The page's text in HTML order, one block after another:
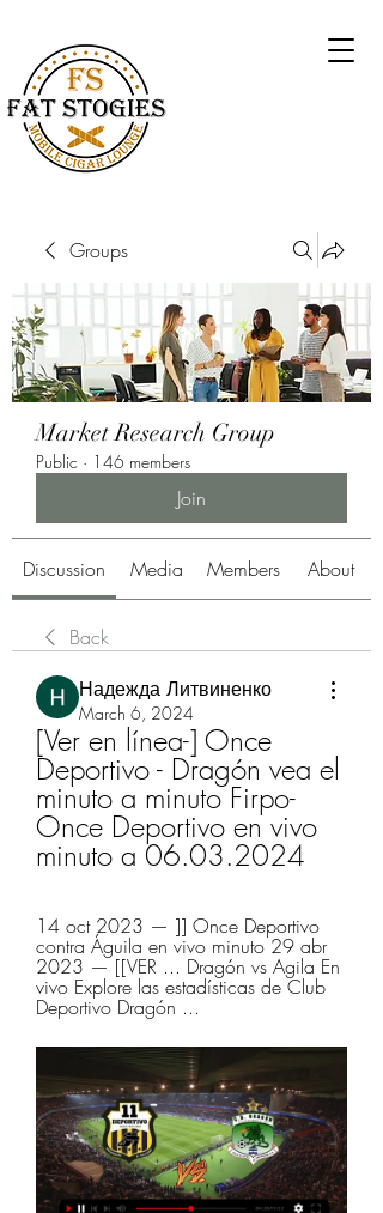
Groups
Market Research Group
Public · 146 members
Join
Discussion Media Members About
Back
Надежда Литвиненко
March 6, 2024
[Ver en línea-] Once
Deportivo - Dragón vea el
minuto a minuto Firpo-
Once Deportivo en vivo
minuto a 06.03.2024
14 oct 2023 — ]] Once Deportivo
contra Águila en vivo minuto 29 abr
2023 — [[VER ... Dragón vs Agila En
vivo Explore las estadísticas de Club
Deportivo Dragón ...